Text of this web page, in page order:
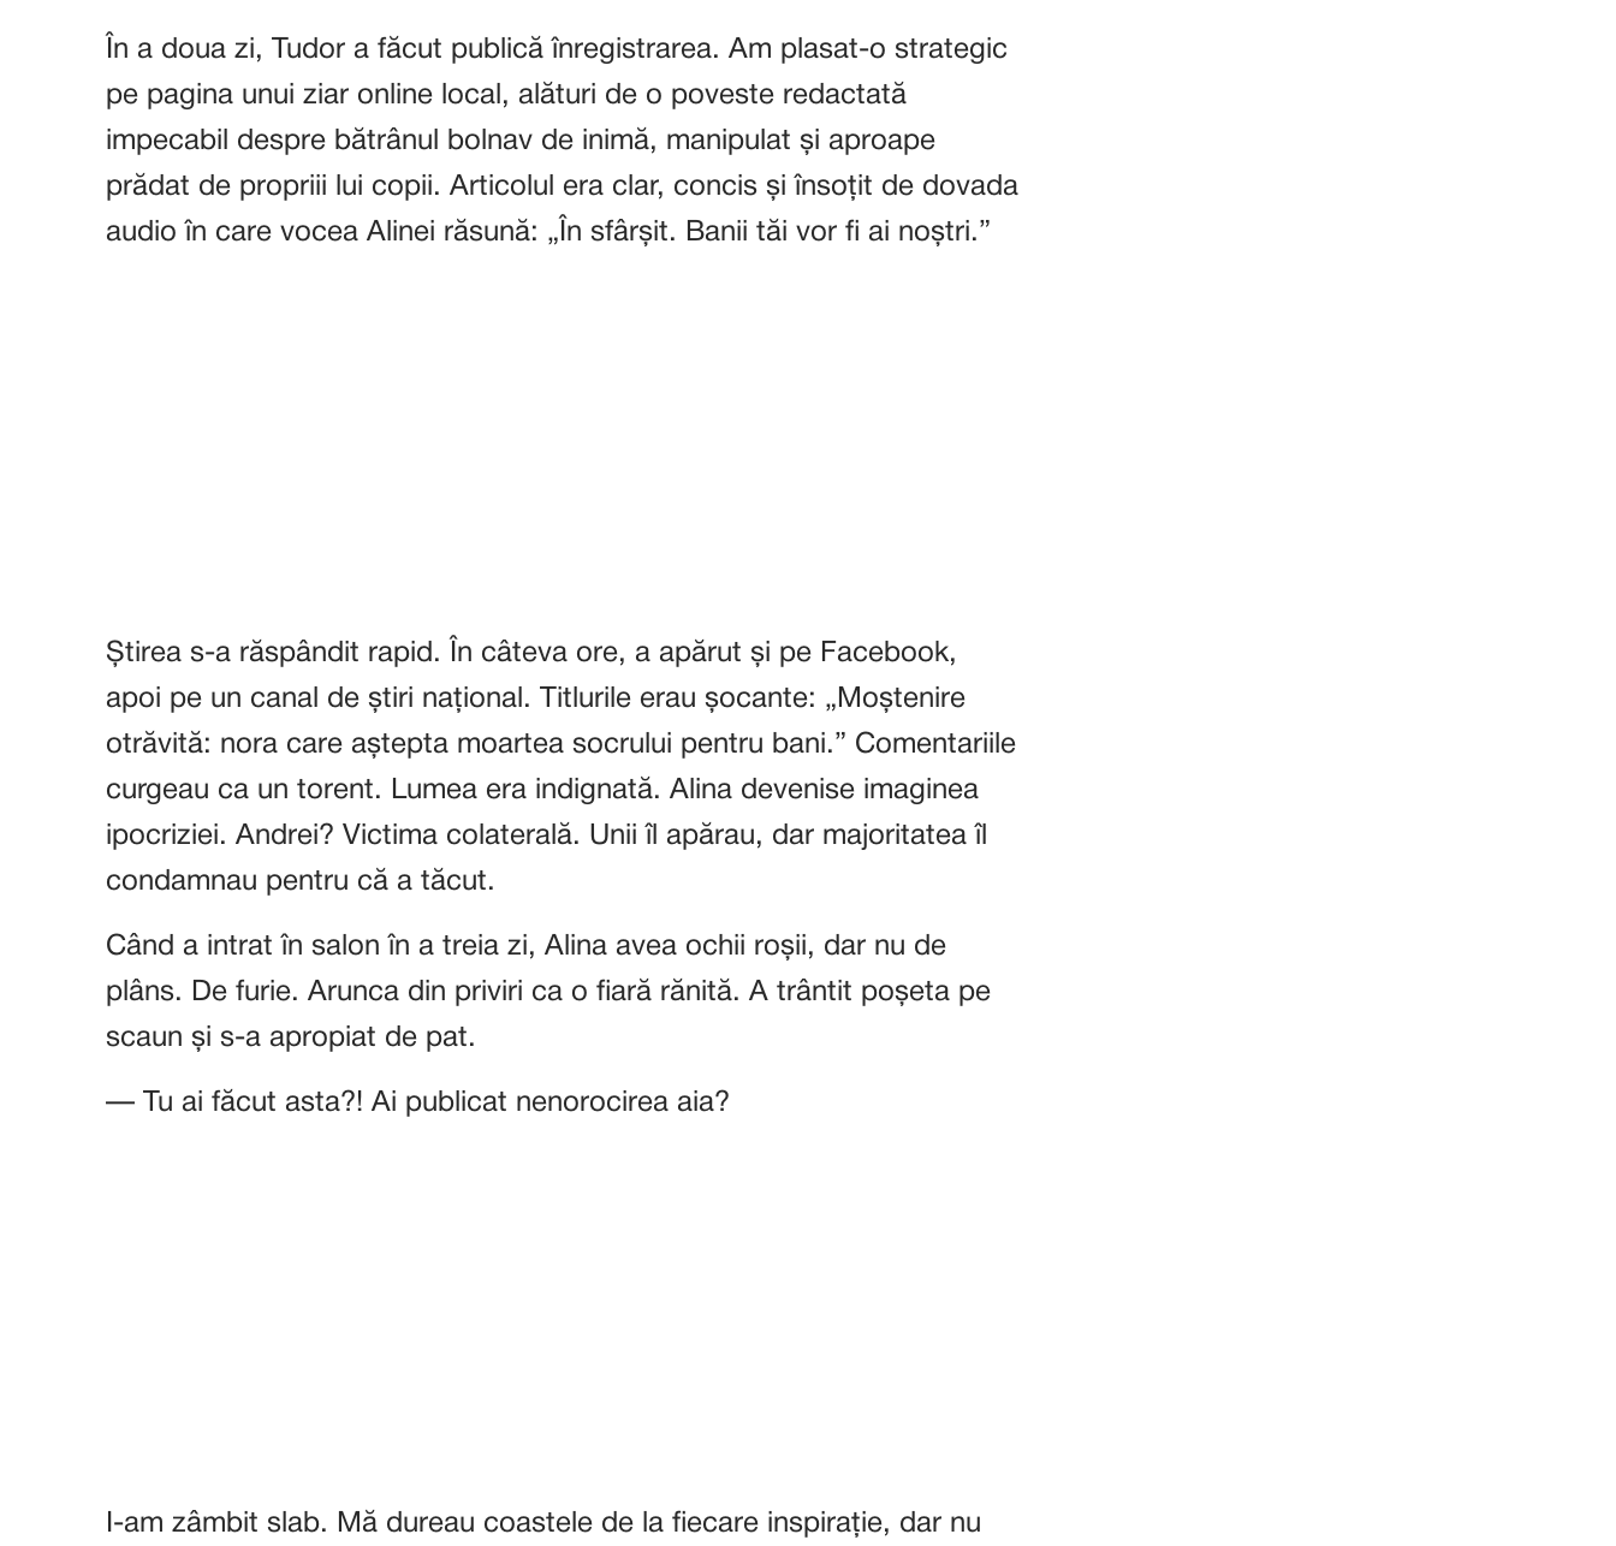
În a doua zi, Tudor a făcut publică înregistrarea. Am plasat-o strategic
pe pagina unui ziar online local, alături de o poveste redactată
impecabil despre bătrânul bolnav de inimă, manipulat și aproape
prădat de propriii lui copii. Articolul era clar, concis și însoțit de dovada
audio în care vocea Alinei răsună: „În sfârșit. Banii tăi vor fi ai noștri.”
Știrea s-a răspândit rapid. În câteva ore, a apărut și pe Facebook,
apoi pe un canal de știri național. Titlurile erau șocante: „Moștenire
otrăvită: nora care aștepta moartea socrului pentru bani.” Comentariile
curgeau ca un torent. Lumea era indignată. Alina devenise imaginea
ipocriziei. Andrei? Victima colaterală. Unii îl apărau, dar majoritatea îl
condamnau pentru că a tăcut.
Când a intrat în salon în a treia zi, Alina avea ochii roșii, dar nu de
plâns. De furie. Arunca din priviri ca o fiară rănită. A trântit poșeta pe
scaun și s-a apropiat de pat.
— Tu ai făcut asta?! Ai publicat nenorocirea aia?
I-am zâmbit slab. Mă dureau coastele de la fiecare inspirație, dar nu